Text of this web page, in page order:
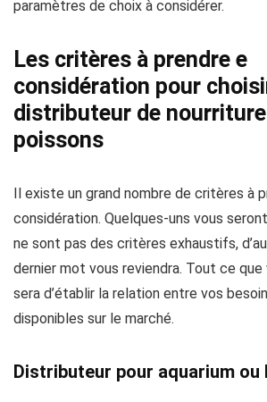
paramètres de choix à considérer.
Les critères à prendre e
considération pour
distributeur de
poissons
Il existe un grand nombre de critères à
considération. Quelques-uns vous
ne sont pas des critères exhaustifs,
dernier mot vous reviendra. Tout ce que
sera d’établir la relation entre vos
disponibles sur le marché.
Distributeur pour aquarium ou